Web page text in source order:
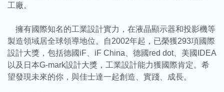
工廠。
擁有國際知名的工業設計實力，在液晶顯示器和投影機等
製造領域居全球領導地位。自2002年起，已榮獲293項國際
設計大獎，包括德國iF、iF China、德國red dot、美國IDEA
以及日本G-mark設計大獎，工業設計能力獲國際肯定。希
望發現未來的你，與佳士達一起創造、實踐、成長。